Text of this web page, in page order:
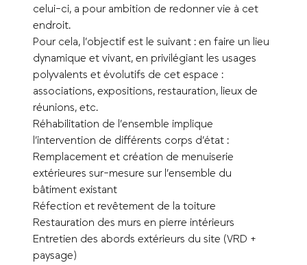
celui-ci, a pour ambition de redonner vie à cet
endroit.
Pour cela, l’objectif est le suivant : en faire un lieu
dynamique et vivant, en privilégiant les usages
polyvalents et évolutifs de cet espace :
associations, expositions, restauration, lieux de
réunions, etc.
Réhabilitation de l’ensemble implique
l’intervention de différents corps d’état :
Remplacement et création de menuiserie
extérieures sur-mesure sur l’ensemble du
bâtiment existant
Réfection et revêtement de la toiture
Restauration des murs en pierre intérieurs
Entretien des abords extérieurs du site (VRD +
paysage)